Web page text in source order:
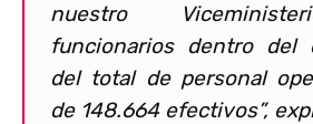
nuestro
funcionarios dentro del
del total de personal
de 148.664 efectivos”,